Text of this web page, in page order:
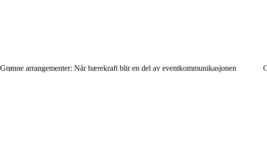
Grønne arrangementer: Når bærekraft blir en del av eventkommunikasjonen